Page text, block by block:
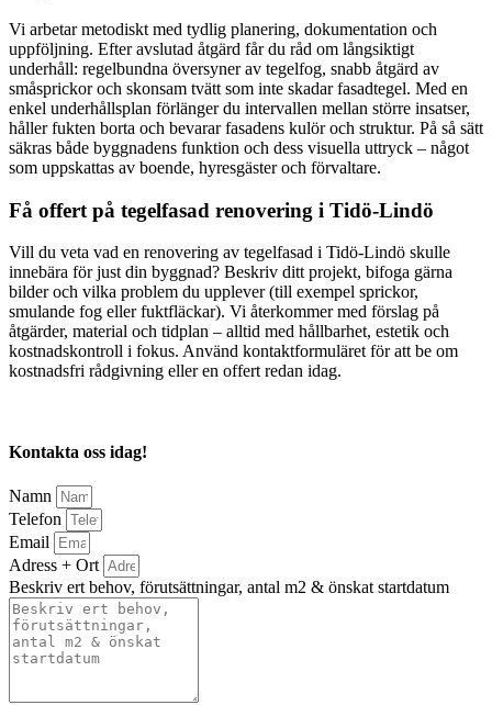
Vi arbetar metodiskt med tydlig planering, dokumentation och
uppföljning. Efter avslutad åtgärd får du råd om långsiktigt
underhåll: regelbundna översyner av tegelfog, snabb åtgärd av
småsprickor och skonsam tvätt som inte skadar fasadtegel. Med en
enkel underhållsplan förlänger du intervallen mellan större insatser,
håller fukten borta och bevarar fasadens kulör och struktur. På så sätt
säkras både byggnadens funktion och dess visuella uttryck – något
som uppskattas av boende, hyresgäster och förvaltare.
Få offert på tegelfasad renovering i Tidö-Lindö
Vill du veta vad en renovering av tegelfasad i Tidö-Lindö skulle
innebära för just din byggnad? Beskriv ditt projekt, bifoga gärna
bilder och vilka problem du upplever (till exempel sprickor,
smulande fog eller fuktfläckar). Vi återkommer med förslag på
åtgärder, material och tidplan – alltid med hållbarhet, estetik och
kostnadskontroll i fokus. Använd kontaktformuläret för att be om
kostnadsfri rådgivning eller en offert redan idag.
Kontakta oss idag!
Namn
Telefon
Email
Adress + Ort
Beskriv ert behov, förutsättningar, antal m2 & önskat startdatum